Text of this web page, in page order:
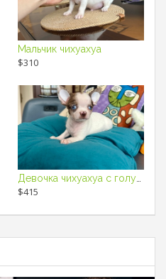
Мальчик чихуахуа
$310
$415